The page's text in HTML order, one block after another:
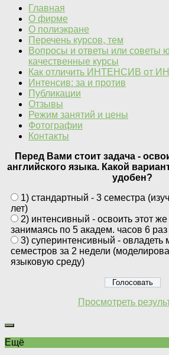
Главная
О фирме
О полиэкране
Перечень курсов, тем
Вопросы и ответы или советы
качественные курсы
Как отличить ИНТЕНСИВ от
Интенсив: за и против
Публикации
Отзывы
Режим занятий и цены
Фотографии
Контакты
Перед Вами стоит задача -
английского языка. Какой
удобен?
1) стандартный - 3 семестра
лет)
2) интенсивный - освоить этот
занимаясь по 5 академ. часов 6
3) суперинтенсивный - овладеть
семестров за 2 недели
языковую среду)
Просмотреть
Ещё